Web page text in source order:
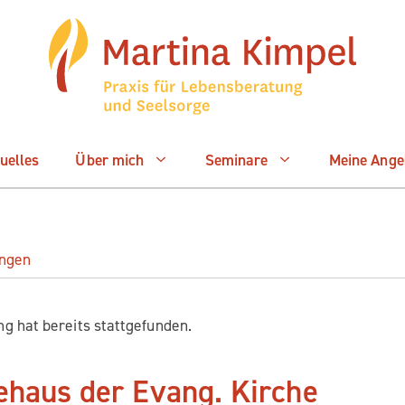
Über mich Semi­na­re Mei­ne
hat bereits stattgefunden.
der Evang. Kir­che